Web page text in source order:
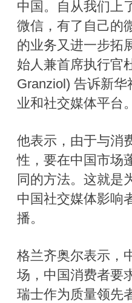
中国。自从我们上
微信，有了自己的
的业务又进一步拓
始人兼首席执行官
Granziol) 告诉新
业和社交媒体平台。
他表示，由于与消
性，要在中国市场
同的方法。这就是
中国社交媒体影响
播。
格兰齐奥尔表示，
场，中国消费者要
瑞士作为质量领先